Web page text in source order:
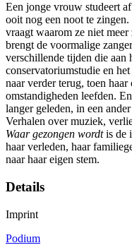
Een jonge vrouw studeert
ooit nog een noot te
vraagt waarom ze niet
brengt de voormalige
verschillende tijden die aan
conservatoriumstudie en
naar verder terug, toen
omstandigheden leefden.
langer geleden, in een
Verhalen over muziek,
Waar gezongen wordtis de
haar verleden, haar
naar haar eigen stem.
Details
Imprint
Podium